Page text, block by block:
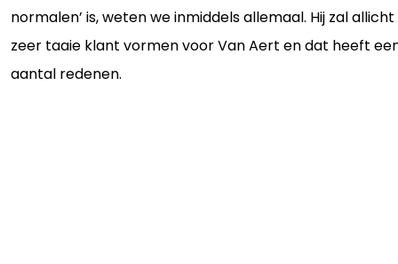
normalen’ is, weten we inmiddels allemaal. Hij zal
zeer taaie klant vormen voor Van Aert en dat heeft
aantal redenen.